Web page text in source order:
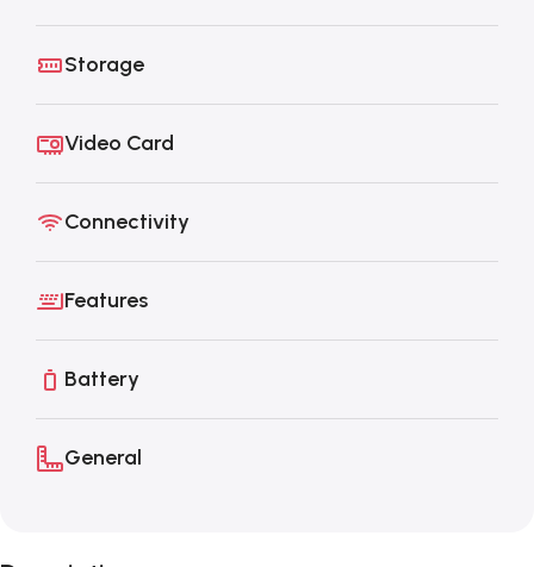
Storage
Video Card
Connectivity
Features
Battery
General